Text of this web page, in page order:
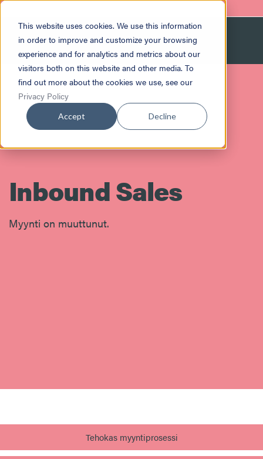
This website uses cookies. We use this information
in order to improve and customize your browsing
experience and for analytics and metrics about our
visitors both on this website and other media. To
find out more about the cookies we use, see our
Privacy Policy
Accept Decline
Blog
Inbound Sales
Myynti on muuttunut.
Tehokas myyntiprosessi